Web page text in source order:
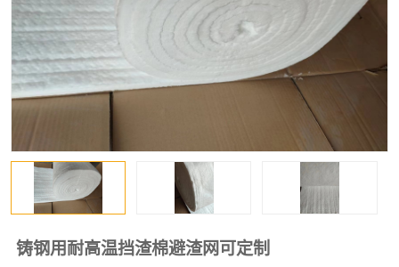
铸钢用耐高温挡渣棉避渣网可定制